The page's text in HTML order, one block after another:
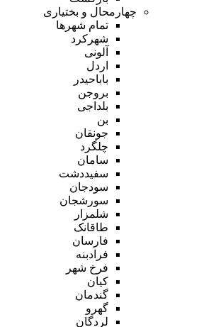
چهارمحال و بختیاری
تمام شهر‌ها
شهرکرد
آلونی
اردل
باباحیدر
بروجن
بلداجی
بن
جونقان
چلگرد
سامان
سفیددشت
سودجان
سورشجان
شلمزار
طاقانک
فارسان
فرادبنه
فرخ شهر
کیان
گندمان
گهرو
لردگان